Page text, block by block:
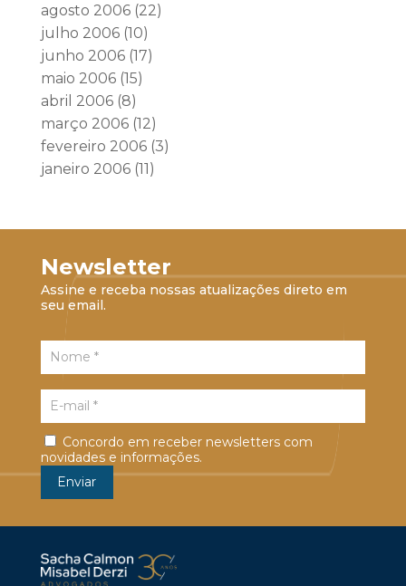
agosto 2006(22)
julho 2006(10)
junho 2006(17)
maio 2006(15)
abril 2006(8)
março 2006(12)
fevereiro 2006(3)
janeiro 2006(11)
Newsletter
Assine e receba nossas atualizações direto em
seu email.
Concordo em receber newsletters com
novidades e informações.